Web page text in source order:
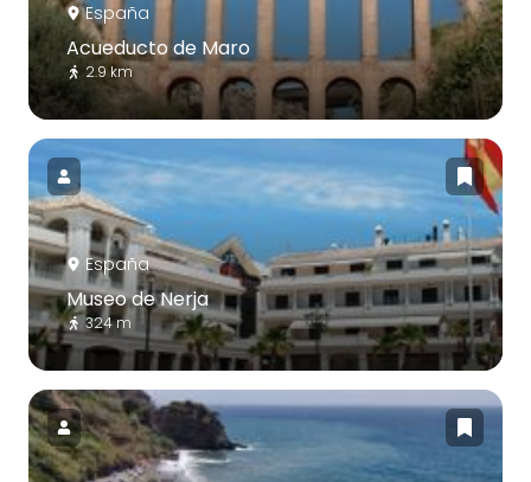
España
Acueducto de Maro
2.9 km
España
Museo de Nerja
324 m